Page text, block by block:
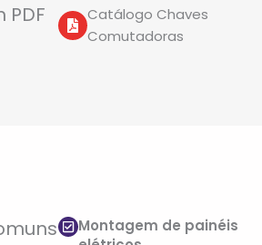
Catálogo Chaves
Comutadoras
Montagem de painéis